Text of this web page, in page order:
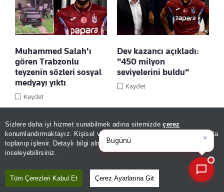
Sizlere daha iyi hizmet sunabilmek adına sitemizdeçerez
konumlandırmaktayız. Kişisel verileriniz, KVKK ve GDPR kapsamında
toplanıp işlenir. Detaylı bilgi almak içinAydınlatma Metnimizi
inceleyebilirsiniz.
Tüm Çerezleri Kabul Et Çerez Ayarlarına Git
Muhammed Salah'ı
gören Trabzonlu
teyzenin sözleri sosyal
medyayı yıktı
Kaydet
Dev kazancı açıkladı:
"450 milyon
seviyelerini buldu"
Kaydet
Almanya'da kuraklık
×
Bugünün öne çıkan manşetleri
ve gelişmeleri n